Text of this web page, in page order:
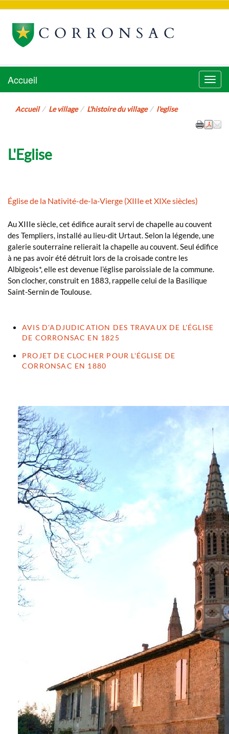
CORRONSAC
Menu
Accueil
Accueil Le village L'histoire du village l'eglise
L'Eglise
Église de la Nativité-de-la-Vierge (XIIIe et XIXe siècles)
Au XIIIe siècle, cet édifice aurait servi de chapelle au couvent
des Templiers, installé au lieu-dit Urtaut. Selon la légende, une
galerie souterraine relierait la chapelle au couvent. Seul édifice
à ne pas avoir été détruit lors de la croisade contre les
Albigeois*, elle est devenue l’église paroissiale de la commune.
Son clocher, construit en 1883, rappelle celui de la Basilique
Saint-Sernin de Toulouse.
AVIS D'ADJUDICATION DES TRAVAUX DE L'ÉGLISE
DE CORRONSAC EN 1825
PROJET DE CLOCHER POUR L'ÉGLISE DE
CORRONSAC EN 1880